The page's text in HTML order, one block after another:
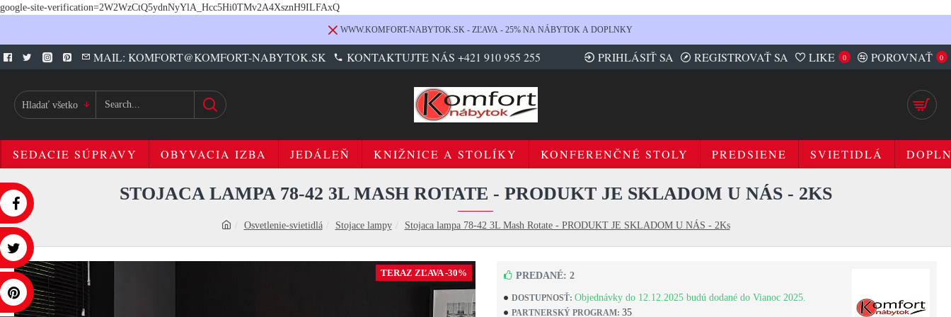
google-site-verification=2W2WzCtQ5ydnNyYlA_Hcc5Hi0TMv2A4XsznH9ILFAxQ
WWW.KOMFORT-NABYTOK.SK - ZĽAVA - 25% NA NÁBYTOK A DOPLNKY
MAIL: KOMFORT@KOMFORT-NABYTOK.SK KONTAKTUJTE NÁS +421 910 955 255 PRIHLÁSIŤ SA REGISTROVAŤ SA LIKE 0 POROVNAŤ 0
Hladať všetko
SEDACIE SÚPRAVY OBYVACIA IZBA JEDÁLEŇ KNIŽNICE A STOLÍKY KONFERENČNÉ STOLY PREDSIENE SVIETIDLÁ
Osvetlenie-svietidlá Stojace lampy Stojaca lampa 78-42 3L Mash Rotate - PRODUKT JE SKLADOM U NÁS - 2Ks
STOJACA LAMPA 78-42 3L MASH ROTATE - PRODUKT JE SKLADOM U NÁS - 2KS
TERAZ ZĽAVA -30%
DOSTUPNOSŤ: Objednávky do 12.12.2025 budú dodané do Vianoc 2025.
PARTNERSKÝ PROGRAM: 35
PREDANÉ: 2